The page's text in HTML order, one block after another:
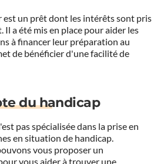
est un prêt dont les intérêts sont pris
Il a été mis en place pour aider les
à financer leur préparation au
de bénéficier d'une facilité de
du handicap
pas spécialisée dans la prise en
en situation de handicap.
vous proposer un
vous aider à trouver une